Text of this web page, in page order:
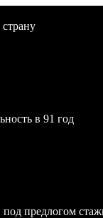
в 91 год
предлогом